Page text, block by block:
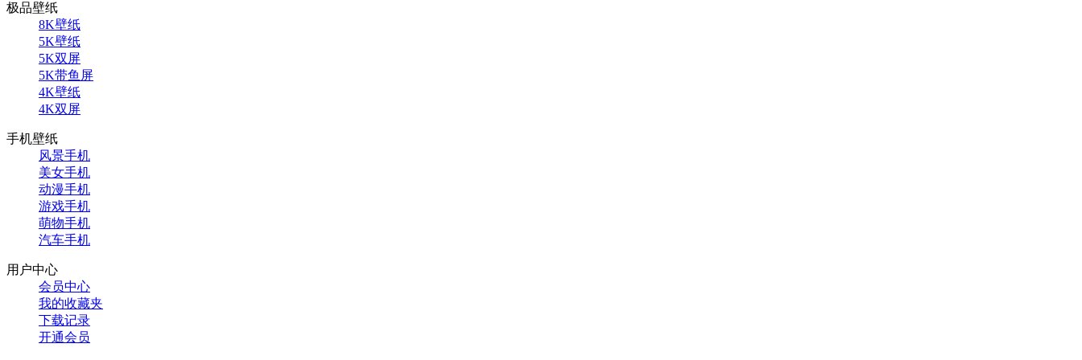
极品壁纸
8K壁纸
5K壁纸
5K双屏
5K带鱼屏
4K壁纸
4K双屏
手机壁纸
风景手机
美女手机
动漫手机
游戏手机
萌物手机
汽车手机
用户中心
会员中心
我的收藏夹
下载记录
开通会员